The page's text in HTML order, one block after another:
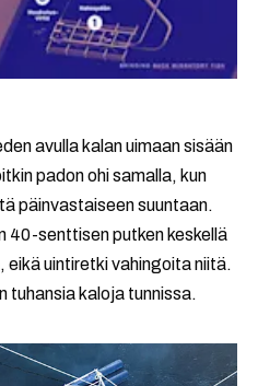
avulla kalan uimaan sisään
padon ohi samalla, kun
päinvastaiseen suuntaan.
40-senttisen putken keskellä
eikä uintiretki vahingoita niitä.
tuhansia kaloja tunnissa.